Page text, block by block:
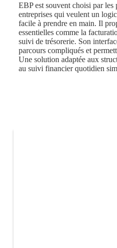
EBP est souvent choisi par les
entreprises qui veulent un
facile à prendre en main. Il
essentielles comme la
suivi de trésorerie. Son
parcours compliqués et
Une solution adaptée aux
au suivi financier quotidien